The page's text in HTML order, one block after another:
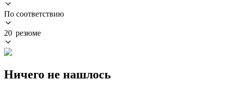
По соответствию
20 резюме
Ничего не нашлось